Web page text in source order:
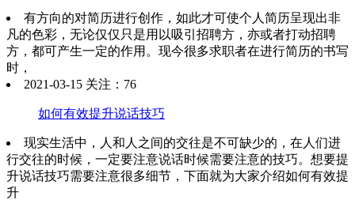
有方向的对简历进行创作，如此才可使个人简历呈现出非
凡的色彩，无论仅仅只是用以吸引招聘方，亦或者打动招聘
方，都可产生一定的作用。现今很多求职者在进行简历的书写
时，
2021-03-15 关注：76
如何有效提升说话技巧
现实生活中，人和人之间的交往是不可缺少的，在人们进
行交往的时候，一定要注意说话时候需要注意的技巧。想要提
升说话技巧需要注意很多细节，下面就为大家介绍如何有效提
升